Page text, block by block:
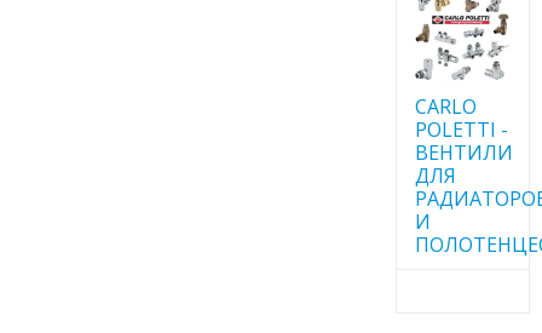
CARLO
POLETTI -
ВЕНТИЛИ
ДЛЯ
И